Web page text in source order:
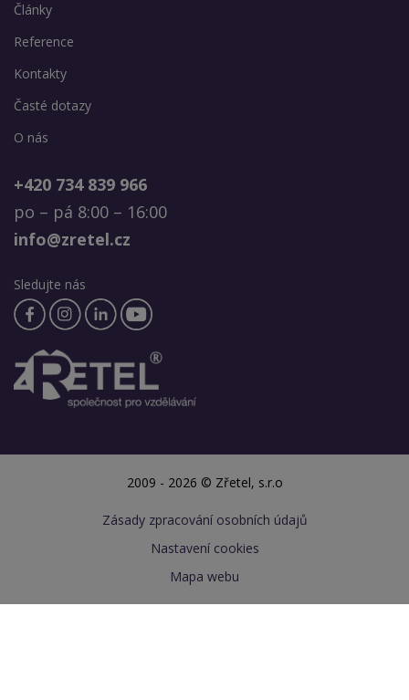
Články
Reference
Kontakty
Časté dotazy
O nás
+420 734 839 966
po – pá 8:00 – 16:00
info@zretel.cz
Sledujte nás
2009 - 2026 © Zřetel, s.r.o
Zásady zpracování osobních údajů
Nastavení cookies
Mapa webu